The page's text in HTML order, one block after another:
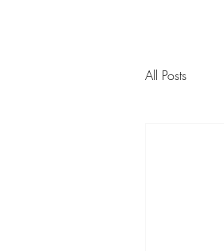
All Posts